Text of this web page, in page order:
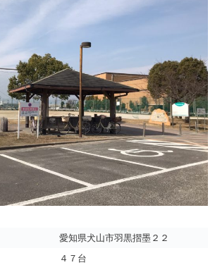
愛知県犬山市羽黒摺墨２２
４７台